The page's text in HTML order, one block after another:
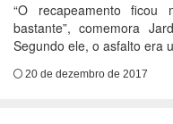
“O recapeamento ficou
bastante”, comemora
Segundo ele, o asfalto era
20 de dezembro de 2017